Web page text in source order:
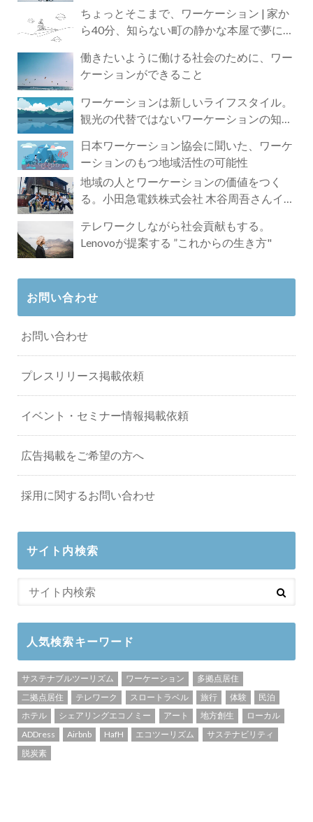
ちょっとそこまで、ワーケーション | 家か
ら40分、知らない町の静かな本屋で夢に近
働きたいように働ける社会のために、ワー
ケーションができること
ワーケーションは新しいライフスタイル。
観光の代替ではないワーケーションの知ら
日本ワーケーション協会に聞いた、ワーケ
ーションのもつ地域活性の可能性
地域の人とワーケーションの価値をつく
る。小田急電鉄株式会社 木谷周吾さんイン
テレワークしながら社会貢献もする。
Lenovoが提案する ”これからの生き方"
お問い合わせ
お問い合わせ
プレスリリース掲載依頼
イベント・セミナー情報掲載依頼
広告掲載をご希望の方へ
採用に関するお問い合わせ
サイト内検索
人気検索キーワード
サステナブルツーリズム ワーケーション
多拠点居住
二拠点居住
テレワーク スロートラベル 旅行 体験
民泊
ホテル
シェアリングエコノミー アート 地方創生
ローカル
ADDress
Airbnb HafH エコツーリズム
サステナビリティ
脱炭素